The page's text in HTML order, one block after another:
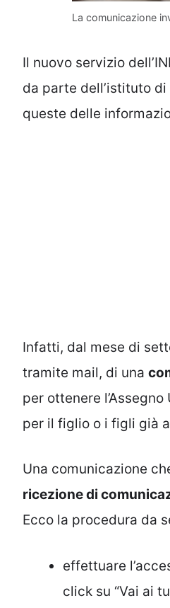
La comunicazione
Il nuovo servizio
da parte dell’istituto
queste delle
Infatti, dal mese di
tramite mail, di una
per ottenere
per il figlio o i figli già
Una comunicazione
ricezione di
Ecco la procedura da
effettuare
click su “Vai ai